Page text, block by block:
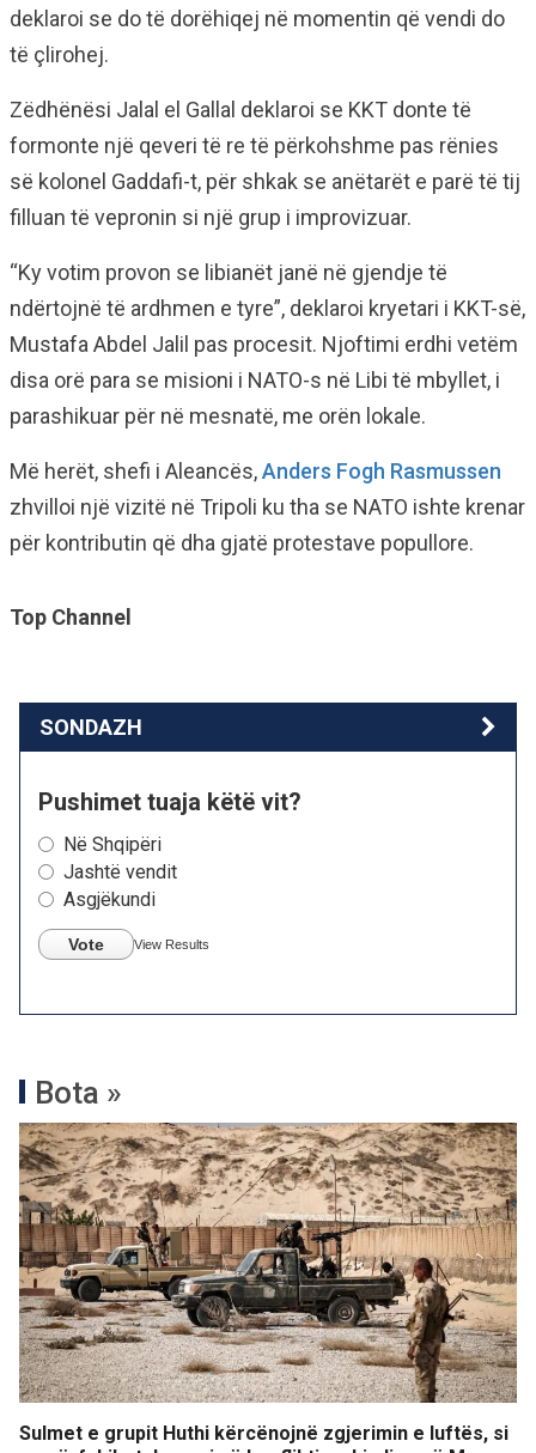
deklaroi se do të dorëhiqej në momentin që vendi do
të çlirohej.
Zëdhënësi Jalal el Gallal deklaroi se KKT donte të
formonte një qeveri të re të përkohshme pas rënies
së kolonel Gaddafi-t, për shkak se anëtarët e parë të tij
filluan të vepronin si një grup i improvizuar.
“Ky votim provon se libianët janë në gjendje të
ndërtojnë të ardhmen e tyre”, deklaroi kryetari i KKT-së,
Mustafa Abdel Jalil pas procesit. Njoftimi erdhi vetëm
disa orë para se misioni i NATO-s në Libi të mbyllet, i
parashikuar për në mesnatë, me orën lokale.
Më herët, shefi i Aleancës,Anders Fogh Rasmussen
zhvilloi një vizitë në Tripoli ku tha se NATO ishte krenar
për kontributin që dha gjatë protestave popullore.
Top Channel
SONDAZH
Pushimet tuaja këtë vit?
Në Shqipëri
Jashtë vendit
Asgjëkundi
Vote View Results
Bota »
Sulmet e grupit Huthi kërcënojnë zgjerimin e luftës, si